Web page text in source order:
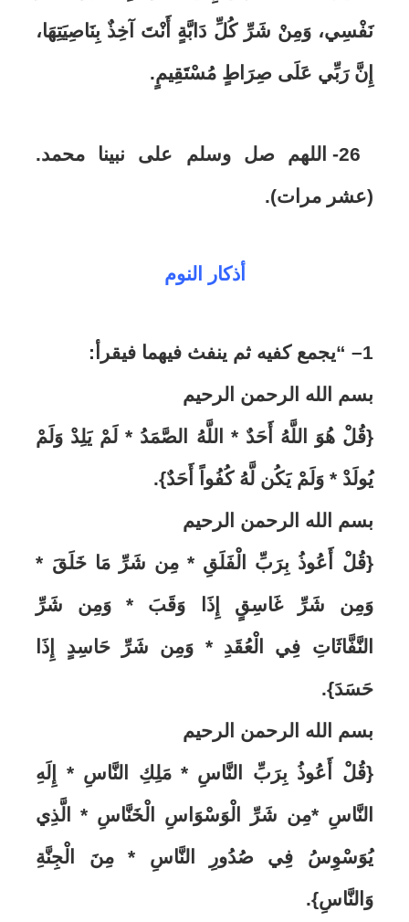
نَفْسِي، وَمِنْ شَرِّ كُلِّ دَابَّةٍ أَنْتَ آخِذٌ بِنَاصِيَتِهَا،
إِنَّ رَبِّي عَلَى صِرَاطٍ مُسْتَقِيمٍ.
26- اللهم صل وسلم على نبينا محمد.
(عشر مرات).
أذكار النوم
1
– “يجمع كفيه ثم ينفث فيهما فيقرأ:
بسم الله الرحمن الرحيم
{قُلْ هُوَ اللَّهُ أَحَدٌ * اللَّهُ الصَّمَدُ * لَمْ يَلِدْ وَلَمْ
يُولَدْ * وَلَمْ يَكُن لَّهُ كُفُواً أَحَدٌ}.
بسم الله الرحمن الرحيم
{قُلْ أَعُوذُ بِرَبِّ الْفَلَقِ * مِن شَرِّ مَا خَلَقَ *
وَمِن شَرِّ غَاسِقٍ إِذَا وَقَبَ * وَمِن شَرِّ
النَّفَّاثَاتِ فِي الْعُقَدِ * وَمِن شَرِّ حَاسِدٍ إِذَا
حَسَدَ}.
بسم الله الرحمن الرحيم
{قُلْ أَعُوذُ بِرَبِّ النَّاسِ * مَلِكِ النَّاسِ * إِلَهِ
النَّاسِ *مِن شَرِّ الْوَسْوَاسِ الْخَنَّاسِ * الَّذِي
يُوَسْوِسُ فِي صُدُورِ النَّاسِ * مِنَ الْجِنَّةِ
وَالنَّاسِ}.